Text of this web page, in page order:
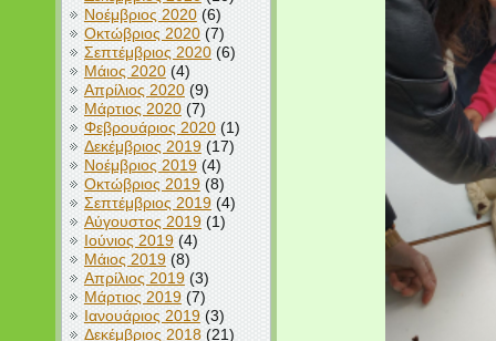
Νοέμβριος 2020(6)
Οκτώβριος 2020(7)
Σεπτέμβριος 2020(6)
Μάιος 2020(4)
Απρίλιος 2020(9)
Μάρτιος 2020(7)
Φεβρουάριος 2020(1)
Δεκέμβριος 2019(17)
Νοέμβριος 2019(4)
Οκτώβριος 2019(8)
Σεπτέμβριος 2019(4)
Αύγουστος 2019(1)
Ιούνιος 2019(4)
Μάιος 2019(8)
Απρίλιος 2019(3)
Μάρτιος 2019(7)
Ιανουάριος 2019(3)
Δεκέμβριος 2018(21)